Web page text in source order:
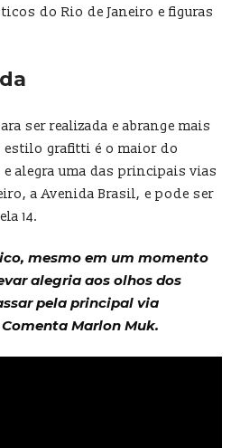
do Rio de Janeiro e figuras
ser realizada e abrange mais
estilo grafitti é o maior do
alegra uma das principais vias
a Avenida Brasil, e pode ser
14.
mesmo em um momento
alegria aos olhos dos
pela principal via
Marlon Muk.